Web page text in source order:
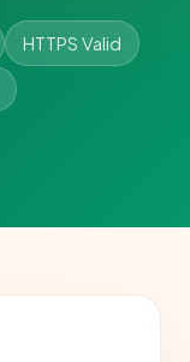
HTTPS Valid